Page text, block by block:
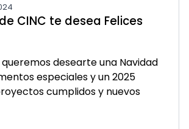
CINC te desea Felices
queremos desearte una Navidad
especiales y un 2025
cumplidos y nuevos